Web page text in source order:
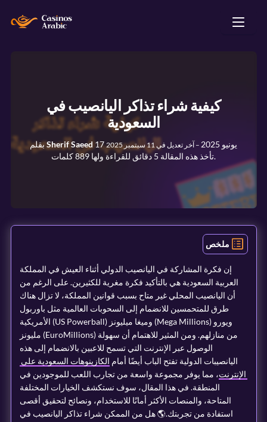
كيفية شراء تذاكر اليانصيب في
السعودية
بقلمSherif Saeed 17 يونيو 2025 – آخر تعديل في11 سبتمبر 2025
تأخذ هذه المقالة 5 دقائق للقراءة ولها 889 كلمات.
ملخص
إن فكرة المشاركة في اليانصيب الدولي أثناء العيش في المملكة
العربية السعودية هي بالتأكيد فكرة مغرية للكثيرين. على الرغم من
أن اليانصيب المحلي غير متاح بسبب قوانين المملكة، لا تزال هناك
طرق للمتحمسين للانضمام إلى السحوبات العالمية مثل باوربول
الأمريكية (US Powerball) وميغا ميليونز (Mega Millions) ويورو
مليونز (EuroMillions) من منازلهم. ومن المثير للاهتمام أن سهولة
الوصول عبر الإنترنت التي تسمح للاعبين بالانضمام إلى هذه
اليانصيبات الدولية تفتح الباب أيضًا أمام الكازينوهات السعودية على
الإنترنت، مما يوفر مجموعة واسعة من تجارب اللعب للموجودين في
المنطقة. في هذا المقال، سوف نستكشف الخيارات المختلفة
المتاحة، والمنصات الأكثر أمانًا للاستخدام، ونصائح لتحقيق أقصى
استفادة من تجربتك.🌎 هل من الممكن شراء تذاكر اليانصيب في